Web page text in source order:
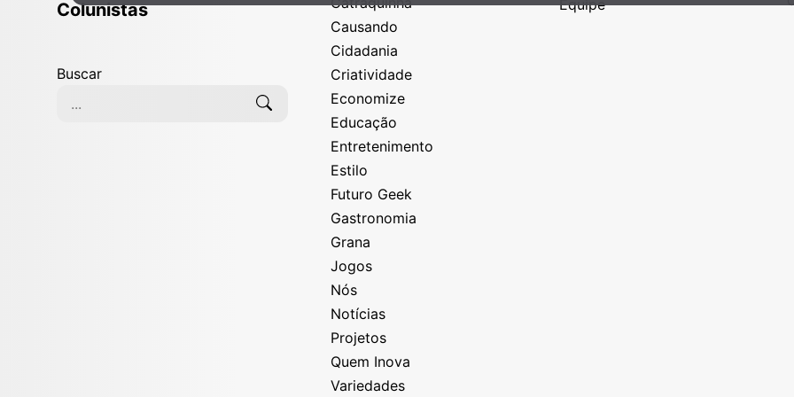
Colunistas
Buscar
Causando
Cidadania
Criatividade
Economize
Educação
Entretenimento
Estilo
Futuro Geek
Gastronomia
Grana
Jogos
Nós
Notícias
Projetos
Quem Inova
Variedades
Equipe